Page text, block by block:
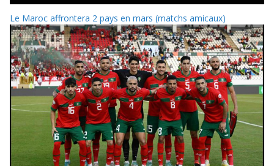
Le Maroc affrontera 2 pays en mars (matchs amicaux)